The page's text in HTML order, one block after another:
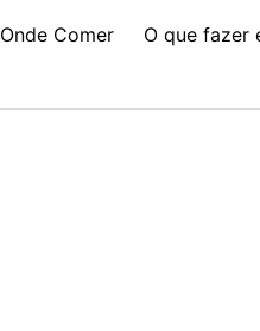
Onde Comer O que fazer